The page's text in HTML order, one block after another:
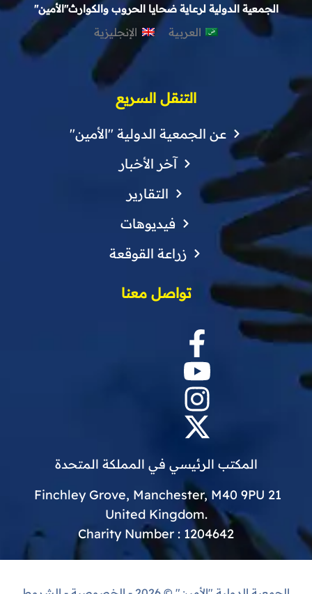
الجمعية الدولية لرعاية ضحايا الحروب والكوارث"الأمين"
العربية الإنجليزية
التنقل السريع
عن الجمعية الدولية "الأمين"
آخر الأخبار
التقارير
فيديوهات
زراعة القوقعة
تواصل معنا
المكتب الرئيسي في المملكة المتحدة
21 Finchley Grove, Manchester, M40 9PU
.United Kingdom
Charity Number : 1204642